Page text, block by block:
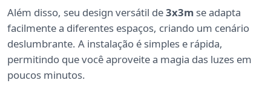
Além disso, seu design versátil de3x3m se adapta
facilmente a diferentes espaços, criando um cenário
deslumbrante. A instalação é simples e rápida,
permitindo que você aproveite a magia das luzes em
poucos minutos.